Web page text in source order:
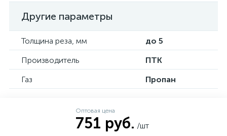
Другие параметры
Толщина реза, мм
до 5
Производитель
ПТК
Газ
Пропан
Оптовая цена
751 руб. /шт